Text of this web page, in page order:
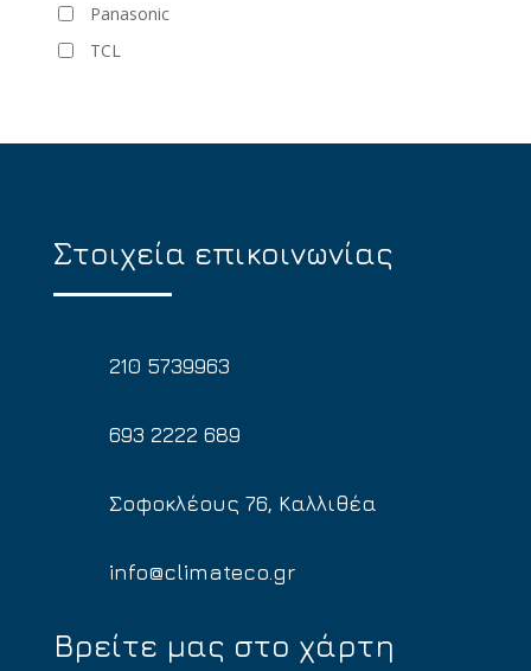
Panasonic
TCL
Στοιχεία επικοινωνίας
210 5739963
693 2222 689
Σοφοκλέους 76, Καλλιθέα
info@climateco.gr
Βρείτε μας στο χάρτη